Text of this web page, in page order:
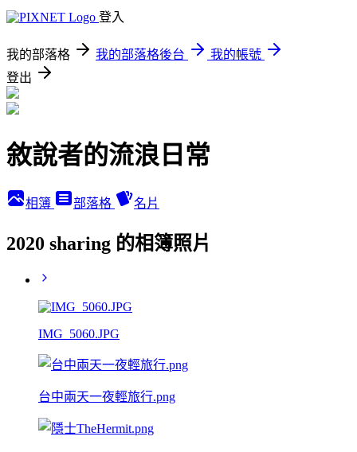
登入
我的部落格 我的部落格後台
我的帳號
登出
敘說者的流浪日常
相簿 部落格 名片
2020 sharing 的相簿照片
IMG_5060.JPG
台中兩天一夜輕旅行.png